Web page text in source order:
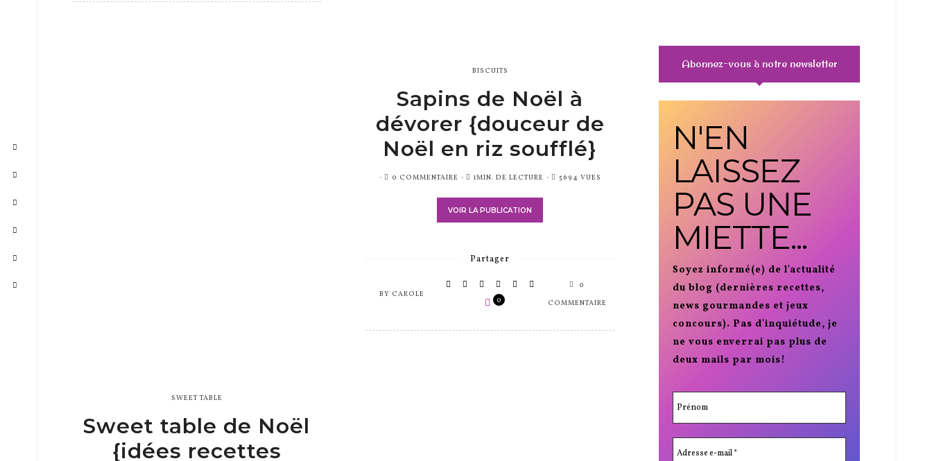
BISCUITS
Sapins de Noël à
dévorer {douceur de
Noël en riz soufflé}
PUBLIÉ0 COMMENTAIRE 1MIN. DE LECTURE 5694 VUES
VOIR LA PUBLICATION
Partager
BY CAROLE
0
0
COMMENTAIRE
SWEET TABLE
Sweet table de Noël
{idées recettes
Abonnez-vous à notre newsletter
N'EN
LAISSEZ
PAS UNE
MIETTE...
Soyez informé(e) de l'actualité
du blog (dernières recettes,
news gourmandes et jeux
concours). Pas d'inquiétude, je
ne vous enverrai pas plus de
deux mails par mois!